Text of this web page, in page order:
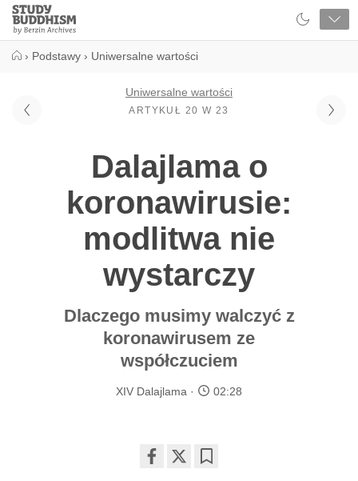
Close
Study
Buddhism
› Podstawy › Uniwersalne wartości
Uniwersalne wartości
ARTYKUŁ 20 W 23
Dalajlama o
koronawirusie:
modlitwa nie
wystarczy
Dlaczego musimy walczyć z
koronawirusem ze
współczuciem
XIV Dalajlama 02:28